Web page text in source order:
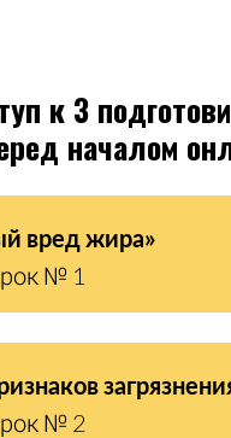
к 3
началом
вред жира»
№ 1
№ 2